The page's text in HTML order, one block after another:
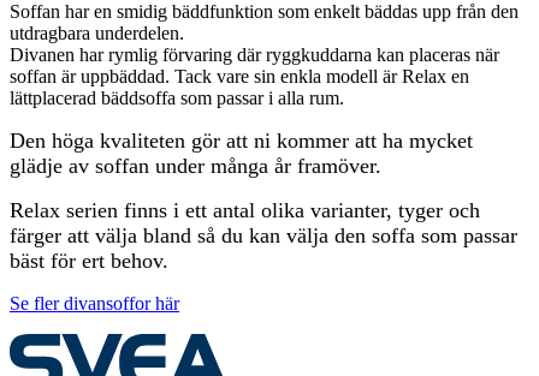
Soffan har en smidig bäddfunktion som enkelt bäddas upp från den
utdragbara underdelen.
Divanen har rymlig förvaring där ryggkuddarna kan placeras när
soffan är uppbäddad. Tack vare sin enkla modell är Relax en
lättplacerad bäddsoffa som passar i alla rum.
Den höga kvaliteten gör att ni kommer att ha mycket
glädje av soffan under många år framöver.
Relax serien finns i ett antal olika varianter, tyger och
färger att välja bland så du kan välja den soffa som passar
bäst för ert behov.
Se fler divansoffor här